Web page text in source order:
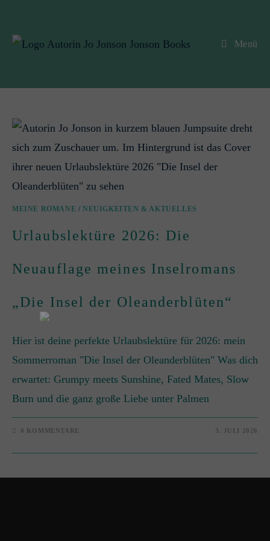
Menü
MEINE ROMANE /NEUIGKEITEN & AKTUELLES
Urlaubslektüre 2026: Die
Neuauflage meines Inselromans
„Die Insel der Oleanderblüten“
Hier ist deine perfekte Urlaubslektüre für 2026: mein
Sommerroman "Die Insel der Oleanderblüten" Was dich
erwartet: Grumpy meets Sunshine, Fated Mates, Slow
Burn und die ganz große Liebe unter Palmen
0 KOMMENTARE 3. JULI 2026